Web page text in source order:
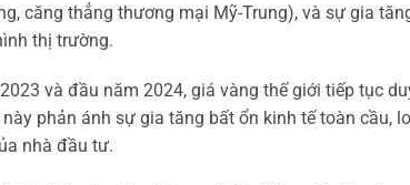
căng thẳng thương mại Mỹ-Trung), và sự gia
thị trường.
và đầu năm 2024, giá vàng thế giới tiếp tục
phản ánh sự gia tăng bất ổn kinh tế toàn cầu,
nhà đầu tư.